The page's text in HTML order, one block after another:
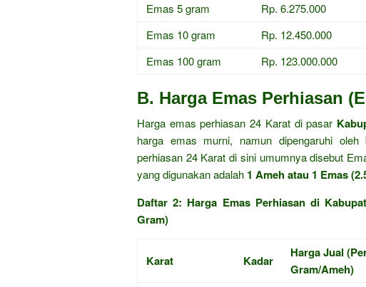
Emas 5 gram
Rp. 6.275.000
Emas 10 gram
Rp. 12.450.000
Emas 100 gram
Rp. 123.000.000
B. Harga Emas Perhiasan
Harga emas perhiasan 24 Karat di pasar
harga emas murni, namun dipengaruhi
perhiasan 24 Karat di sini umumnya disebut
yang digunakan adalah 1 Ameh atau 1 Emas
Daftar 2: Harga Emas Perhiasan di
Gram)
Karat Kadar
Harga Jual
Gram/Ameh)